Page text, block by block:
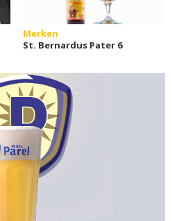
Merken
St. Bernardus Pater 6